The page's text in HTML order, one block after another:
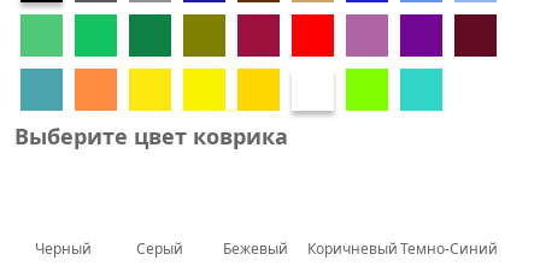
Выберите цвет коврика
Черный Серый Бежевый КоричневыйТемно-Синий